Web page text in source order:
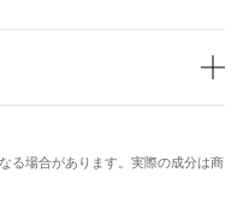
る場合があります。実際の成分は商